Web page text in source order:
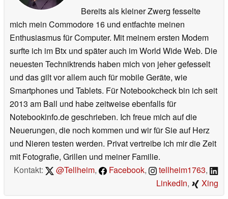
Bereits als kleiner Zwerg fesselte
mich mein Commodore 16 und entfachte meinen
Enthusiasmus für Computer. Mit meinem ersten Modem
surfte ich im Btx und später auch im World Wide Web. Die
neuesten Techniktrends haben mich von jeher gefesselt
und das gilt vor allem auch für mobile Geräte, wie
Smartphones und Tablets. Für Notebookcheck bin ich seit
2013 am Ball und habe zeitweise ebenfalls für
Notebookinfo.de geschrieben. Ich freue mich auf die
Neuerungen, die noch kommen und wir für Sie auf Herz
und Nieren testen werden. Privat vertreibe ich mir die Zeit
mit Fotografie, Grillen und meiner Familie.
Kontakt:
@Tellheim, Facebook, tellheim1763,
LinkedIn, Xing